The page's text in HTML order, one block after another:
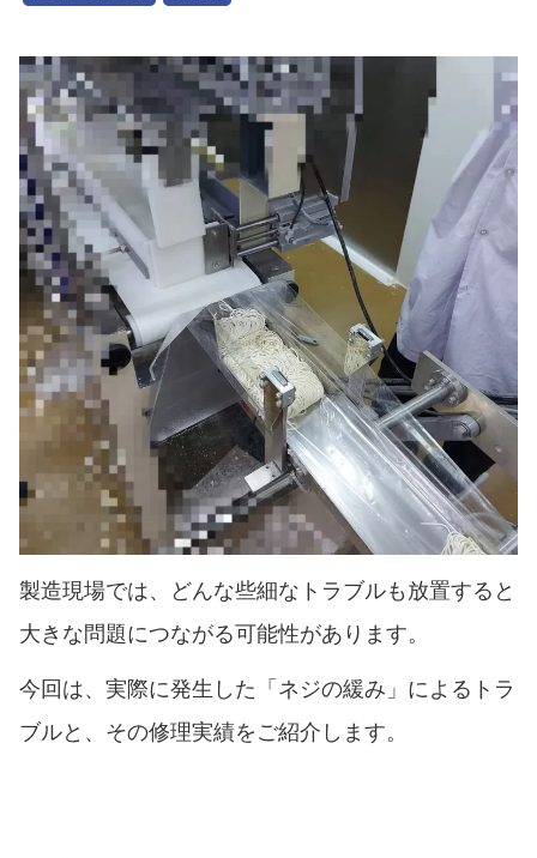
製造現場では、どんな些細なトラブルも放置すると
大きな問題につながる可能性があります。
今回は、実際に発生した「ネジの緩み」によるトラ
ブルと、その修理実績をご紹介します。